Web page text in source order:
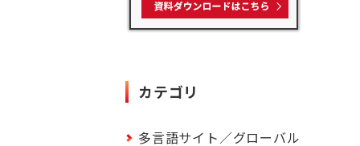
カテゴリ
多言語サイト／グローバル